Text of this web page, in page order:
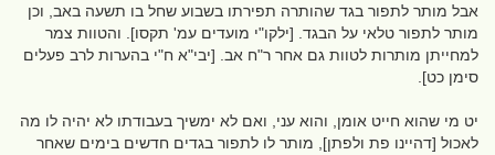
אבל מותר לתפור בגד שהותרה תפירתו בשבוע שחל בו תשעה באב, וכן
מותר לתפור טלאי על הבגד. [ילקו"י מועדים עמ' תקסו]. והטוות צמר
למחייתן מותרות לטוות גם אחר ר"ח אב. [יבי"א ח"י בהערות לרב פעלים
סימן כט].
יט מי שהוא חייט אומן, והוא עני, ואם לא ימשיך בעבודתו לא יהיה לו מה
לאכול [דהיינו פת ולפתן], מותר לו לתפור בגדים חדשים בימים שאחר